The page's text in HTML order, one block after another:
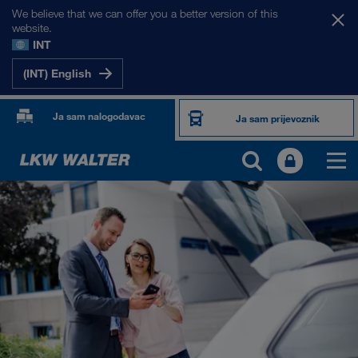
We believe that we can offer you a better version of this
website.
INT
(INT) English
Ja sam nalogodavac Ja sam prijevoznik
PROIZVODI I USLUGE
Cestovni prijevoz
Digitalna rješenja
Kombinirani prijevoz